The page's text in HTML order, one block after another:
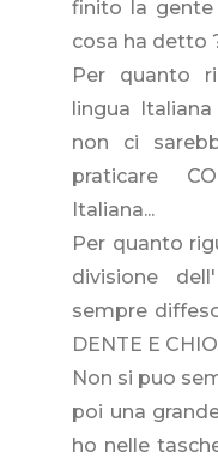
finito la
cosa ha detto
Per quanto
lingua
non ci
praticare
Italiana...
Per quanto
divisione
sempre
DENTE E
Non si puo
poi una
ho nelle